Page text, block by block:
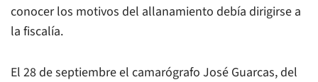
conocer los motivos del allanamiento debía dirigirse a
la fiscalía.
El 28 de septiembre el camarógrafo José Guarcas, del